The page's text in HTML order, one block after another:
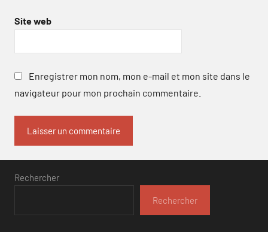
Site web
Enregistrer mon nom, mon e-mail et mon site dans le
navigateur pour mon prochain commentaire.
Rechercher
Rechercher